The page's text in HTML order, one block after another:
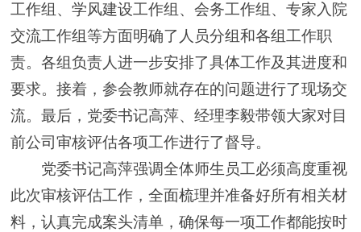
工作组、学风建设工作组、会务工作组、专家入院
交流工作组等方面明确了人员分组和各组工作职
责。各组负责人进一步安排了具体工作及其进度和
要求。接着，参会教师就存在的问题进行了现场交
流。最后，党委书记高萍、经理李毅带领大家对目
前公司审核评估各项工作进行了督导。
党委书记高萍强调全体师生员工必须高度重视
此次审核评估工作，全面梳理并准备好所有相关材
料，认真完成案头清单，确保每一项工作都能按时